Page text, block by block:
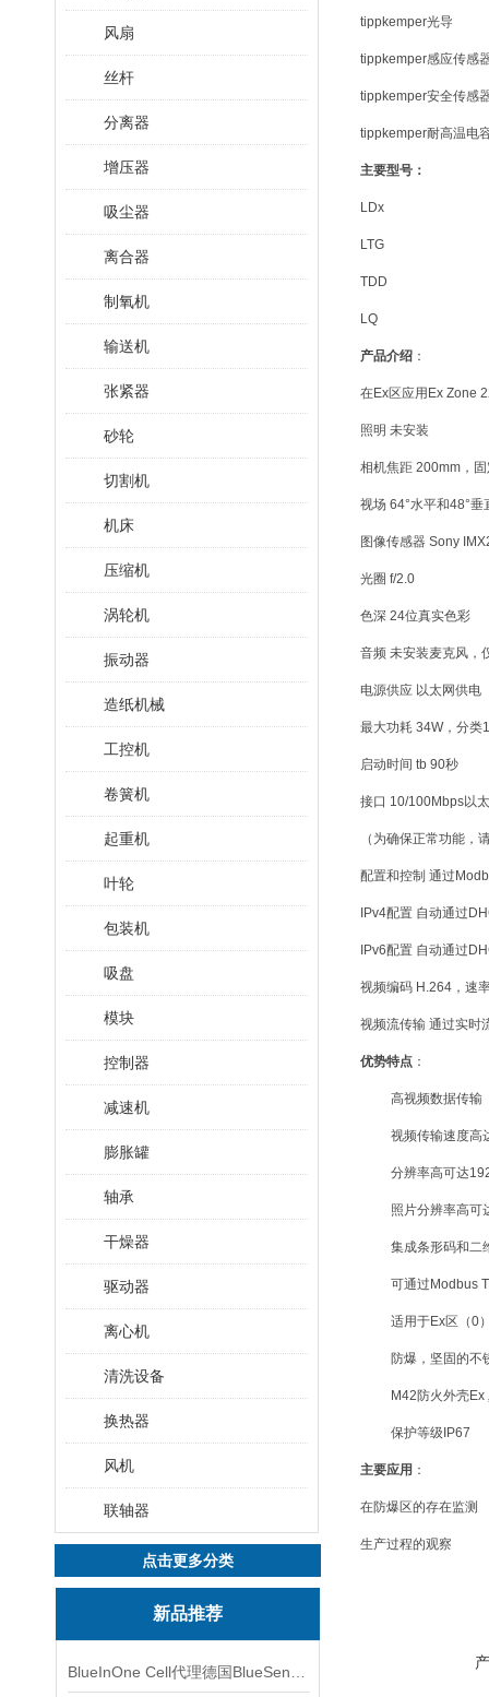
风扇
丝杆
分离器
增压器
吸尘器
离合器
制氧机
输送机
张紧器
砂轮
切割机
机床
压缩机
涡轮机
振动器
造纸机械
工控机
卷簧机
起重机
叶轮
包装机
吸盘
模块
控制器
减速机
膨胀罐
轴承
干燥器
驱动器
离心机
清洗设备
换热器
风机
联轴器
点击更多分类
新品推荐
tippkemper光导
tippkemper感应传感
tippkemper安全传感
tippkemper耐高温电
主要型号 ：
LDx
LTG
TDD
LQ
产品介绍 ：
在Ex区应用Ex Zone
照明 未安装
相机焦距 200mm，
视场 64°水平和48°
图像传感器 Sony
光圈 f/2.0
色深 24位真实色彩
音频 未安装麦克风
电源供应 以太网供
最大功耗 34W，分
启动时间 tb 90秒
接口 10/100Mbps以
（为确保正常功能
配置和控制 通过
IPv4配置 自动通过
IPv6配置 自动通过
视频编码 H.264，速
视频流传输 通过实时
优势特点 ：
高视频数据传输
视频传输速度
分辨率高可达
照片分辨率高
集成条形码和
可通过Modbus
适用于Ex区（0
防爆，坚固的不
M42防火外壳
保护等级IP67
主要应用 ：
在防爆区的存在监测
生产过程的观察